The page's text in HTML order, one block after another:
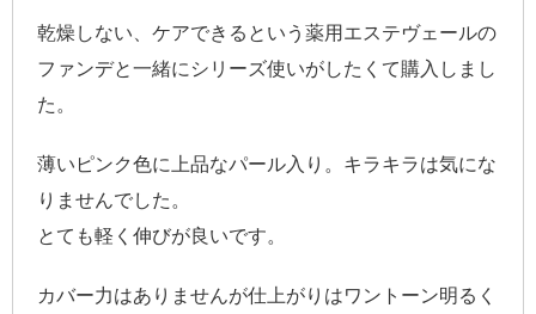
乾燥しない、ケアできるという薬用エステヴェールの
ファンデと一緒にシリーズ使いがしたくて購入しまし
た。
薄いピンク色に上品なパール入り。キラキラは気にな
りませんでした。
とても軽く伸びが良いです。
カバー力はありませんが仕上がりはワントーン明るく